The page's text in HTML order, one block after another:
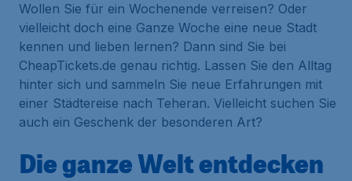
Wollen Sie für ein Wochenende verreisen? Oder
vielleicht doch eine Ganze Woche eine neue Stadt
kennen und lieben lernen? Dann sind Sie bei
CheapTickets.de genau richtig. Lassen Sie den Alltag
hinter sich und sammeln Sie neue Erfahrungen mit
einer Städtereise nach Teheran. Vielleicht suchen Sie
auch ein Geschenk der besonderen Art?
Die ganze Welt entdecken